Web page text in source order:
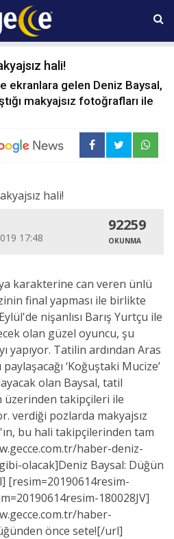
Cuma 18:00
hali!
ekranlara gelen Deniz Baysal,
makyajsız fotoğrafları ile
17:48
92259
OKUNMA
karakterine can veren ünlü
final yapması ile birlikte
nişanlısı Barış Yurtçu ile
olan güzel oyuncu, şu
yapıyor. Tatilin ardından Aras
‘Koğuştaki Mucize’
olan Baysal, tatil
üzerinden takipçileri ile
verdiği pozlarda makyajsız
bu hali takipçilerinden tam
haber-deniz-
olacak]Deniz Baysal: Düğün
[resim=20190614resim-
180028JV]
haber-
önce sete![/url]